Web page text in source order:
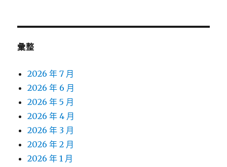
彙整
2026 年 7 月
2026 年 6 月
2026 年 5 月
2026 年 4 月
2026 年 3 月
2026 年 2 月
2026 年 1 月